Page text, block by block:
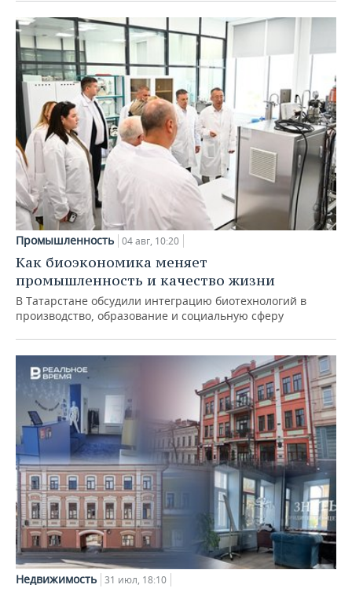
Промышленность 04 авг, 10:20
Как биоэкономика меняет
промышленность и качество жизни
В Татарстане обсудили интеграцию биотехнологий в
производство, образование и социальную сферу
Недвижимость 31 июл, 18:10